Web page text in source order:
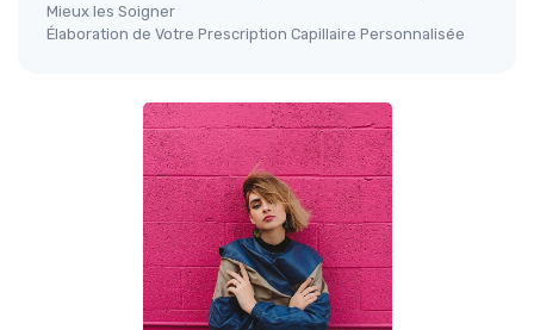
Mieux les Soigner
Élaboration de Votre Prescription Capillaire Personnalisée